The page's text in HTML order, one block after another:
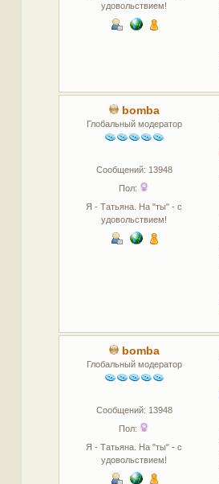
удовольствием!
bomba
Глобальный модератор
Сообщений: 13948
Пол:
Я - Татьяна. На "ты" - с
удовольствием!
bomba
Глобальный модератор
Сообщений: 13948
Пол:
Я - Татьяна. На "ты" - с
удовольствием!